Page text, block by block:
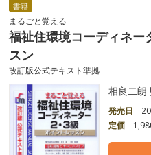
書籍
まるごと覚える
福祉住環境コーディネ
スン
改訂版公式テキスト準拠
相良二朗
発売日
定価